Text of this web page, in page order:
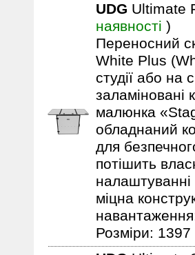
UDG Ultimate
наявності )
Переносний
White Plus
студії або на
заламіновані
малюнка
обладнаний
для
потішить
міцна
Розміри: